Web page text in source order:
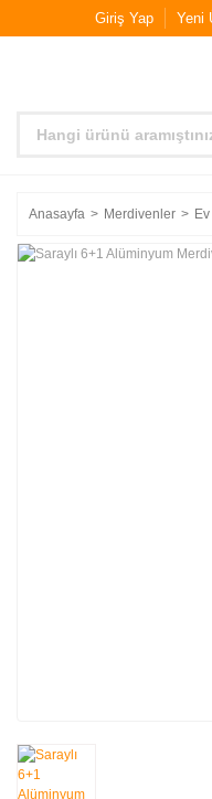
Giriş Yap Yeni
Anasayfa Merdivenler